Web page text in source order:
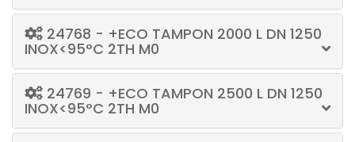
24768 - +ECO TAMPON 2000 L DN 1250
INOX<95°C 2TH M0
24769 - +ECO TAMPON 2500 L DN 1250
INOX<95°C 2TH M0